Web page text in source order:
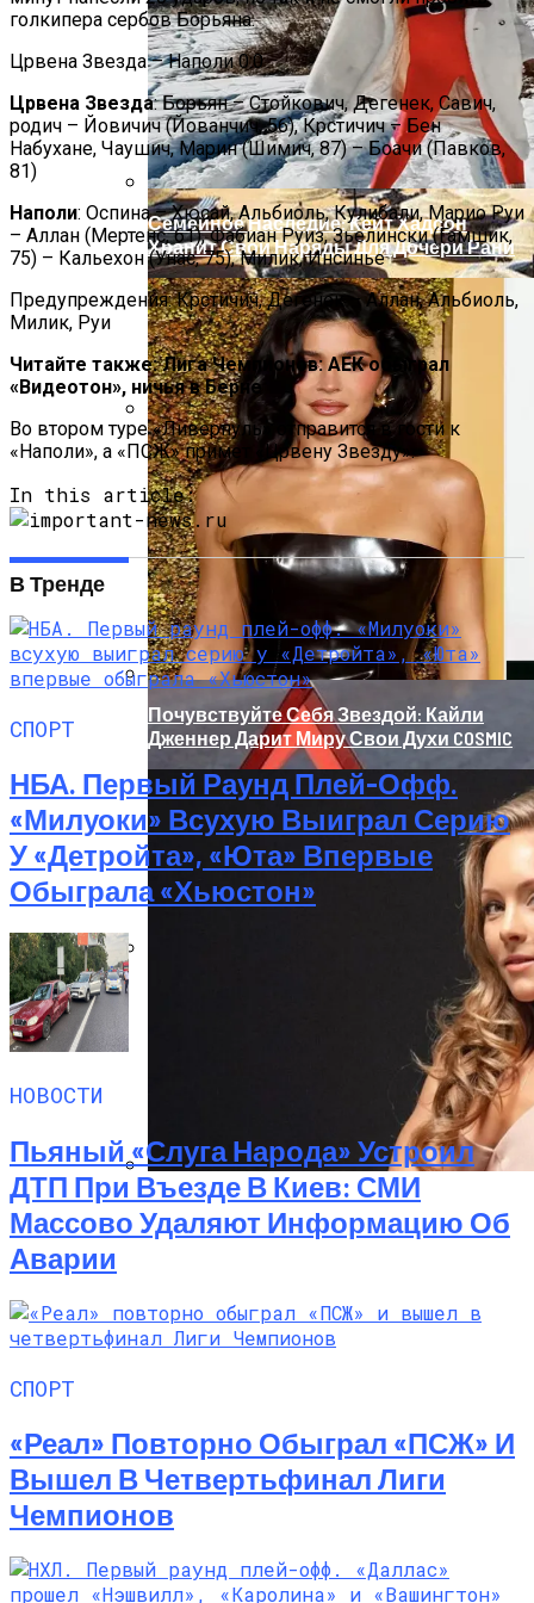
В Египте Госпитализировали 5-
Летнюю Украинку С Признаками
Изнасилования: Мать Отрицает
Насилие
«Морковное» ДТП На Трассе Одесса-
Николаев: Столкнулись Два Грузовика
Семейное Наследие: Кейт Хадсон
Хранит Свои Наряды Для Дочери Рани
Почувствуйте Себя Звездой: Кайли
Дженнер Дарит Миру Свои Духи COSMIC
Алёна Шоптенко Показала
Танцевальный Мастер-Класс На Пляже
голкипера сербов Борьяна.
Црвена Звезда – Наполи 0:0
Црвена Звезда: Борьян – Стойкович, Дегенек, Савич,
родич – Йовичич (Йованчич, 56), Крстичич – Бен
Набухане, Чаушич, Марин (Шимич, 87) – Боачи (Павков,
81)
Наполи: Оспина – Хюсай, Альбиоль, Кулибали, Марио Руи
– Аллан (Мертенс, 61), Фабиан Руиз, Зьелински (Гамшик,
75) – Кальехон (Унас, 75), Милик, Инсинье
Предупреждения: Крстичич, Дегенек – Аллан, Альбиоль,
Милик, Руи
Читайте также: Лига Чемпионов: АЕК обыграл
«Видеотон», ничья в Берне
Во втором туре «Ливерпуль» отправится в гости к
«Наполи», а «ПСЖ» примет «Црвену Звезду».
In this article:
В Тренде
СПОРТ
НБА. Первый Раунд Плей-Офф.
«Милуоки» Всухую Выиграл Серию
У «Детройта», «Юта» Впервые
Обыграла «Хьюстон»
НОВОСТИ
Пьяный «слуга Народа» Устроил
ДТП При Въезде В Киев: СМИ
Массово Удаляют Информацию Об
Аварии
СПОРТ
«Реал» Повторно Обыграл «ПСЖ» И
Вышел В Четвертьфинал Лиги
Чемпионов